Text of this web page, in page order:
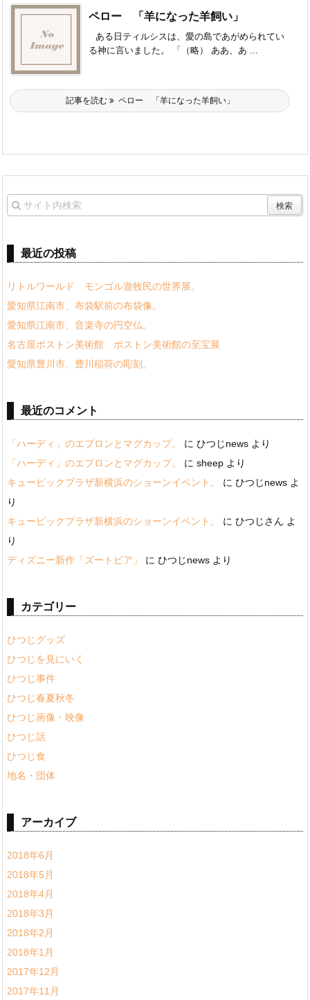
ペロー 「羊になった羊飼い」
ある日ティルシスは、愛の島であがめられてい
る神に言いました。 「（略） ああ、あ ...
記事を読む ペロー 「羊になった羊飼い」
最近の投稿
リトルワールド モンゴル遊牧民の世界展。
愛知県江南市、布袋駅前の布袋像。
愛知県江南市、音楽寺の円空仏。
名古屋ボストン美術館 ボストン美術館の至宝展
愛知県豊川市、豊川稲荷の彫刻。
最近のコメント
「ハーディ」のエプロンとマグカップ。 に ひつじnews より
「ハーディ」のエプロンとマグカップ。
に sheep より
キュービックプラザ新横浜のショーンイベント。
に ひつじnews よ
り
キュービックプラザ新横浜のショーンイベント。
に ひつじさん よ
り
ディズニー新作「ズートピア」
に ひつじnews より
カテゴリー
ひつじグッズ
ひつじを見にいく
ひつじ事件
ひつじ春夏秋冬
ひつじ画像・映像
ひつじ話
ひつじ食
地名・団体
アーカイブ
2018年6月
2018年5月
2018年4月
2018年3月
2018年2月
2018年1月
2017年12月
2017年11月